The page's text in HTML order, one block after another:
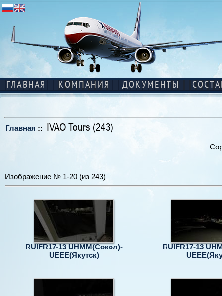
ГЛАВНАЯ КОМПАНИЯ ДОКУМЕНТЫ
Главная :: IVAO Tours (243)
Изображение № 1-20 (из 243)
RUIFR17-13 UHMM(Сокол)-
UEEE(Якутск)
RUIFR17-13